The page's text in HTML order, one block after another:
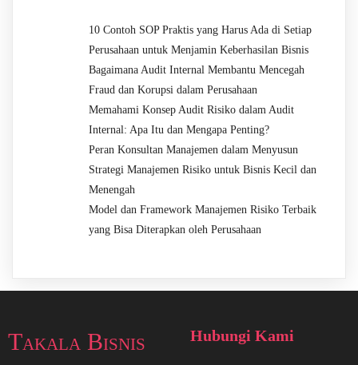
10 Contoh SOP Praktis yang Harus Ada di Setiap
Perusahaan untuk Menjamin Keberhasilan Bisnis
Bagaimana Audit Internal Membantu Mencegah
Fraud dan Korupsi dalam Perusahaan
Memahami Konsep Audit Risiko dalam Audit
Internal: Apa Itu dan Mengapa Penting?
Peran Konsultan Manajemen dalam Menyusun
Strategi Manajemen Risiko untuk Bisnis Kecil dan
Menengah
Model dan Framework Manajemen Risiko Terbaik
yang Bisa Diterapkan oleh Perusahaan
Takala Bisnis
Hubungi Kami